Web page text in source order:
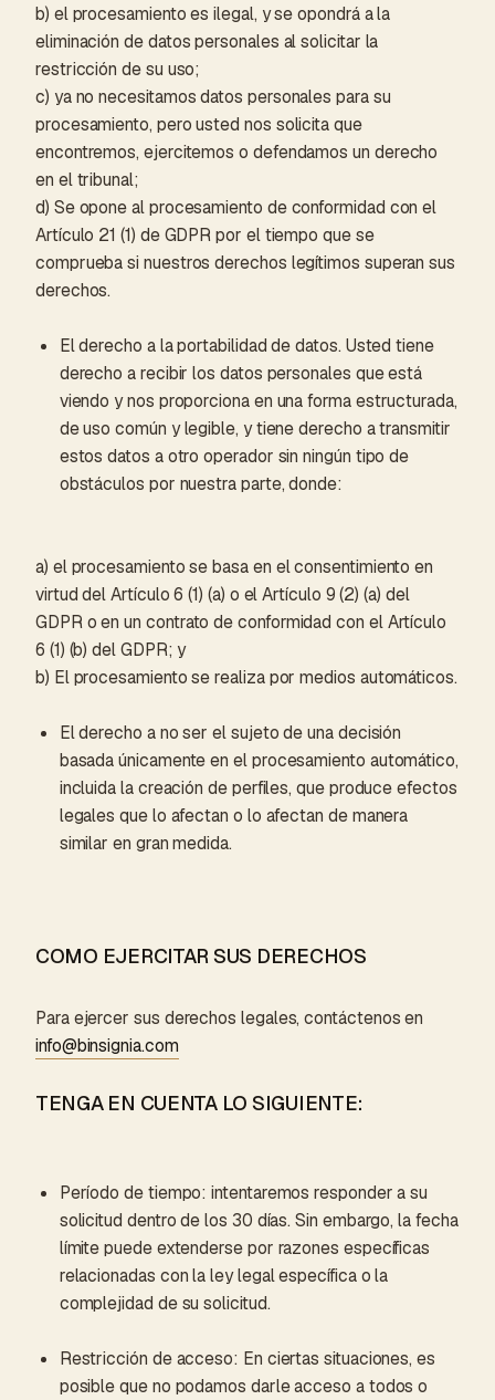
b) el procesamiento es ilegal, y se opondrá a la
eliminación de datos personales al solicitar la
restricción de su uso;
c) ya no necesitamos datos personales para su
procesamiento, pero usted nos solicita que
encontremos, ejercitemos o defendamos un derecho
en el tribunal;
d) Se opone al procesamiento de conformidad con el
Artículo 21 (1) de GDPR por el tiempo que se
comprueba si nuestros derechos legítimos superan sus
derechos.
El derecho a la portabilidad de datos. Usted tiene
derecho a recibir los datos personales que está
viendo y nos proporciona en una forma estructurada,
de uso común y legible, y tiene derecho a transmitir
estos datos a otro operador sin ningún tipo de
obstáculos por nuestra parte, donde:
a) el procesamiento se basa en el consentimiento en
virtud del Artículo 6 (1) (a) o el Artículo 9 (2) (a) del
GDPR o en un contrato de conformidad con el Artículo
6 (1) (b) del GDPR; y
b) El procesamiento se realiza por medios automáticos.
El derecho a no ser el sujeto de una decisión
basada únicamente en el procesamiento automático,
incluida la creación de perfiles, que produce efectos
legales que lo afectan o lo afectan de manera
similar en gran medida.
COMO EJERCITAR SUS DERECHOS
Para ejercer sus derechos legales, contáctenos en
info@binsignia.com
TENGA EN CUENTA LO SIGUIENTE:
Período de tiempo: intentaremos responder a su
solicitud dentro de los 30 días. Sin embargo, la fecha
límite puede extenderse por razones específicas
relacionadas con la ley legal específica o la
complejidad de su solicitud.
Restricción de acceso: En ciertas situaciones, es
posible que no podamos darle acceso a todos o